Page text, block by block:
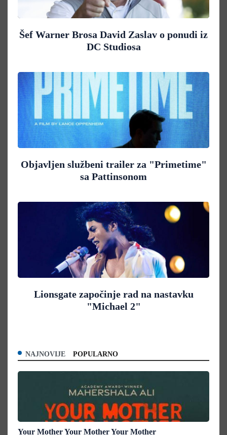
Šef Warner Brosa David Zaslav o ponudi iz
DC Studiosa
Objavljen službeni trailer za "Primetime"
sa Pattinsonom
Lionsgate započinje rad na nastavku
"Michael 2"
NAJNOVIJE POPULARNO
Your Mother Your Mother Your Mother